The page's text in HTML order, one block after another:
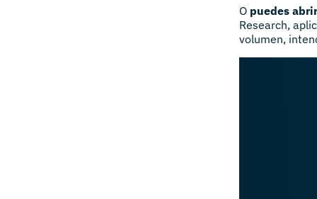
O puedes
Research,
volumen,